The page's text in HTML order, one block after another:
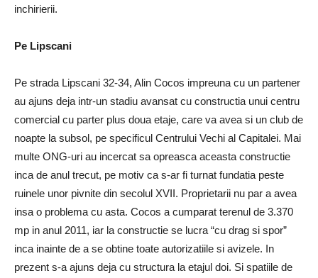
inchirierii.
Pe Lipscani
Pe strada Lipscani 32-34, Alin Cocos impreuna cu un partener
au ajuns deja intr-un stadiu avansat cu constructia unui centru
comercial cu parter plus doua etaje, care va avea si un club de
noapte la subsol, pe specificul Centrului Vechi al Capitalei. Mai
multe ONG-uri au incercat sa opreasca aceasta constructie
inca de anul trecut, pe motiv ca s-ar fi turnat fundatia peste
ruinele unor pivnite din secolul XVII. Proprietarii nu par a avea
insa o problema cu asta. Cocos a cumparat terenul de 3.370
mp in anul 2011, iar la constructie se lucra “cu drag si spor”
inca inainte de a se obtine toate autorizatiile si avizele. In
prezent s-a ajuns deja cu structura la etajul doi. Si spatiile de